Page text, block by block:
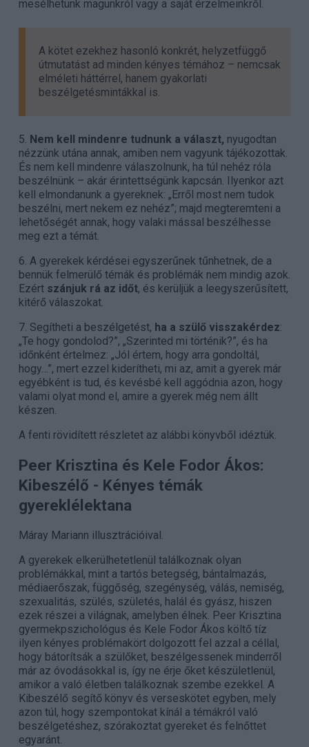
mesélhetünk magunkról vagy a saját érzelmeinkről.
A kötet ezekhez hasonló konkrét, helyzetfüggő
útmutatást ad minden kényes témához – nemcsak
elméleti háttérrel, hanem gyakorlati
beszélgetésmintákkal is.
5. Nem kell mindenre tudnunk a választ, nyugodtan
nézzünk utána annak, amiben nem vagyunk tájékozottak.
És nem kell mindenre válaszolnunk, ha túl nehéz róla
beszélnünk – akár érintettségünk kapcsán. Ilyenkor azt
kell elmondanunk a gyereknek: „Erről most nem tudok
beszélni, mert nekem ez nehéz”; majd megteremteni a
lehetőségét annak, hogy valaki mással beszélhesse
meg ezt a témát.
6. A gyerekek kérdései egyszerűnek tűnhetnek, de a
bennük felmerülő témák és problémák nem mindig azok.
Ezért szánjuk rá az időt, és kerüljük a leegyszerűsített,
kitérő válaszokat.
7. Segítheti a beszélgetést, ha a szülő visszakérdez:
„Te hogy gondolod?”, „Szerinted mi történik?”, és ha
időnként értelmez: „Jól értem, hogy arra gondoltál,
hogy…”, mert ezzel kiderítheti, mi az, amit a gyerek már
egyébként is tud, és kevésbé kell aggódnia azon, hogy
valami olyat mond el, amire a gyerek még nem állt
készen.
A fenti rövidített részletet az alábbi könyvből idéztük.
Peer Krisztina és Kele Fodor Ákos:
Kibeszélő - Kényes témák
gyereklélektana
Máray Mariann illusztrációival.
A gyerekek elkerülhetetlenül találkoznak olyan
problémákkal, mint a tartós betegség, bántalmazás,
médiaerőszak, függőség, szegénység, válás, nemiség,
szexualitás, szülés, születés, halál és gyász, hiszen
ezek részei a világnak, amelyben élnek. Peer Krisztina
gyermekpszichológus és Kele Fodor Ákos költő tíz
ilyen kényes problémakört dolgozott fel azzal a céllal,
hogy bátorítsák a szülőket, beszélgessenek minderről
már az óvodásokkal is, így ne érje őket készületlenül,
amikor a való életben találkoznak szembe ezekkel. A
Kibeszélő segítő könyv és verseskötet egyben, mely
azon túl, hogy szempontokat kínál a témákról való
beszélgetéshez, szórakoztat gyereket és felnőttet
egyaránt.